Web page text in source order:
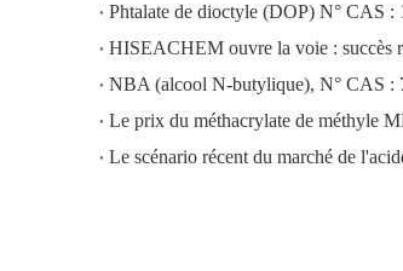
Phtalate de dioctyle (DOP) N° CAS :
NBA (alcool N-butylique), N° CAS :
Le prix du méthacrylate de méthyle
Le scénario récent du marché de